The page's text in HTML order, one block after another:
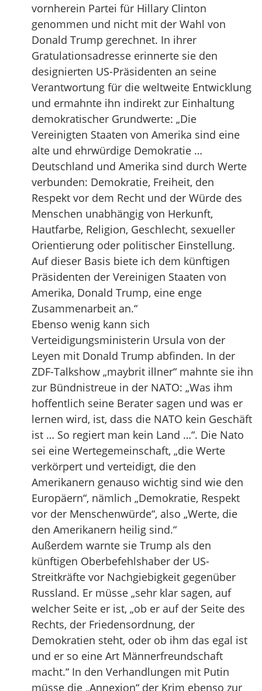
vornherein Partei für Hillary Clinton
genommen und nicht mit der Wahl von
Donald Trump gerechnet. In ihrer
Gratulationsadresse erinnerte sie den
designierten US-Präsidenten an seine
Verantwortung für die weltweite Entwicklung
und ermahnte ihn indirekt zur Einhaltung
demokratischer Grundwerte: „Die
Vereinigten Staaten von Amerika sind eine
alte und ehrwürdige Demokratie …
Deutschland und Amerika sind durch Werte
verbunden: Demokratie, Freiheit, den
Respekt vor dem Recht und der Würde des
Menschen unabhängig von Herkunft,
Hautfarbe, Religion, Geschlecht, sexueller
Orientierung oder politischer Einstellung.
Auf dieser Basis biete ich dem künftigen
Präsidenten der Vereinigen Staaten von
Amerika, Donald Trump, eine enge
Zusammenarbeit an.“
Ebenso wenig kann sich
Verteidigungsministerin Ursula von der
Leyen mit Donald Trump abfinden. In der
ZDF-Talkshow „maybrit illner“ mahnte sie ihn
zur Bündnistreue in der NATO: „Was ihm
hoffentlich seine Berater sagen und was er
lernen wird, ist, dass die NATO kein Geschäft
ist … So regiert man kein Land …“. Die Nato
sei eine Wertegemeinschaft, „die Werte
verkörpert und verteidigt, die den
Amerikanern genauso wichtig sind wie den
Europäern“, nämlich „Demokratie, Respekt
vor der Menschenwürde“, also „Werte, die
den Amerikanern heilig sind.“
Außerdem warnte sie Trump als den
künftigen Oberbefehlshaber der US-
Streitkräfte vor Nachgiebigkeit gegenüber
Russland. Er müsse „sehr klar sagen, auf
welcher Seite er ist, „ob er auf der Seite des
Rechts, der Friedensordnung, der
Demokratien steht, oder ob ihm das egal ist
und er so eine Art Männerfreundschaft
macht.“ In den Verhandlungen mit Putin
müsse die „Annexion“ der Krim ebenso zur